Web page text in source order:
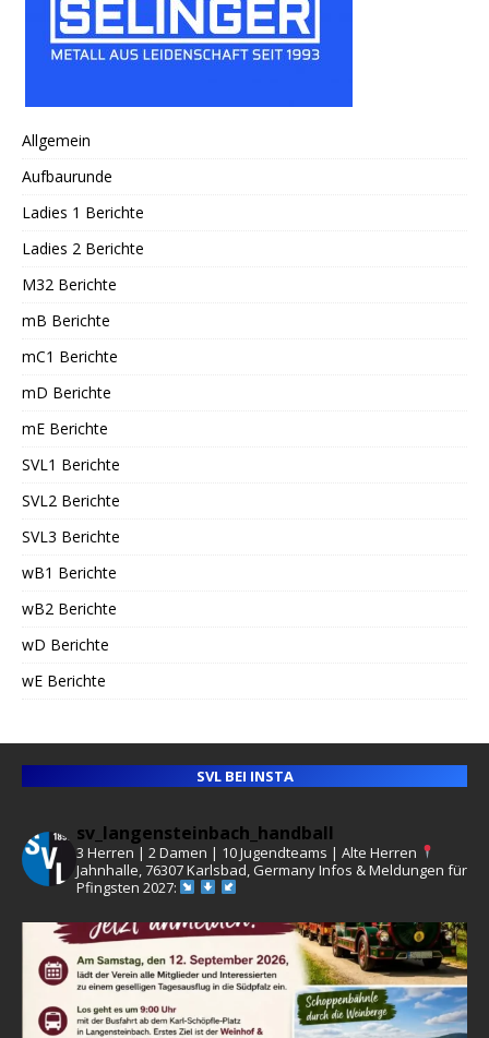
Allgemein
Aufbaurunde
Ladies 1 Berichte
Ladies 2 Berichte
M32 Berichte
mB Berichte
mC1 Berichte
mD Berichte
mE Berichte
SVL1 Berichte
SVL2 Berichte
SVL3 Berichte
wB1 Berichte
wB2 Berichte
wD Berichte
wE Berichte
SVL BEI INSTA
sv_langensteinbach_handball
3 Herren | 2 Damen | 10 Jugendteams | Alte Herren
Jahnhalle, 76307 Karlsbad, GermanyInfos & Meldungen für
Pfingsten 2027: